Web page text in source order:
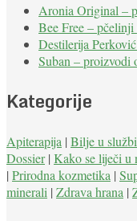
Aronia Original –
Bee Free –
Destilerija
Suban – proizvodi
Kategorije
Apiterapija | Bilje u
Dossier| Kako se liječi u
| Prirodna kozmetika |
minerali | Zdrava hrana |